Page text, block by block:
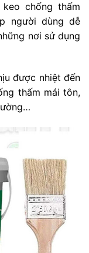
chống thấm
người dùng dễ
nơi sử dụng
được nhiệt đến
thấm mái tôn,